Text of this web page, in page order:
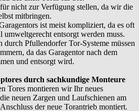
nicht zur Verfügung stellen, da wir die
mitbringen.
ist meist kompliziert, da es oft
umweltgerecht entsorgt werden muss.
durch Pfullendorfer Tor-Systeme müssen
da das Garagentor nach dem
und entsorgt wird.
durch sachkundige Monteure
Tores montieren wir Ihr neues
neuen Zargen und Laufschienen am
der neue Torantrieb montiert.